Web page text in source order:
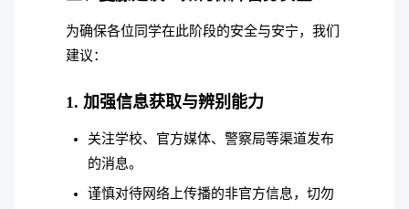
为确保各位同学在此阶段的安全与安宁，我们
建议：
1. 加强信息获取与辨别能力
关注学校、官方媒体、警察局等渠道发布
的消息。
谨慎对待网络上传播的非官方信息，切勿